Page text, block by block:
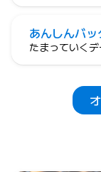
あんしんバ
たまっていく